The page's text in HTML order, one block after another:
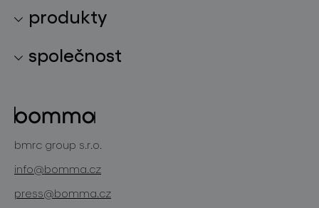
produkty
kolekce svítidel
bomma cullet
zakázková sklářská výroba
společnost
projekty
bmrc group s.r.o.
info@bomma.cz
press@bomma.cz